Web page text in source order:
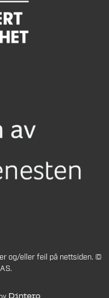
og/eller feil på nettsiden. ©